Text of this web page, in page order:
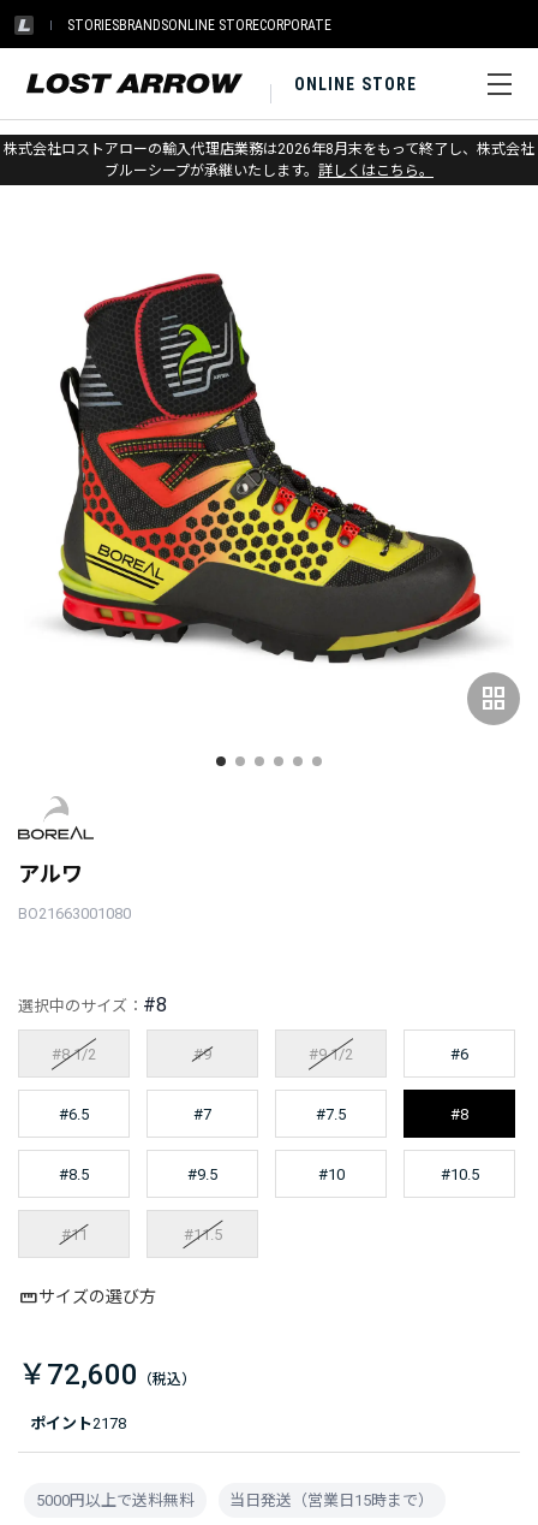
STORIESBRANDSONLINE STORECORPORATE
ONLINE STORE
株式会社ロストアローの輸入代理店業務は2026年8月末をもって終了し、株式会社
ブルーシープが承継いたします。 詳しくはこちら。
ホーム > ボリエール > 登山靴
grid_view
アルワ
BO21663001080
ポイント2178
選択中のサイズ： #8
#8 1/2 #9 #9 1/2 #6
#6.5 #7 #7.5 #8
#8.5 #9.5 #10 #10.5
#11 #11.5
サイズの選び方
￥72,600
5000円以上で送料無料 当日発送（営業日15時まで）